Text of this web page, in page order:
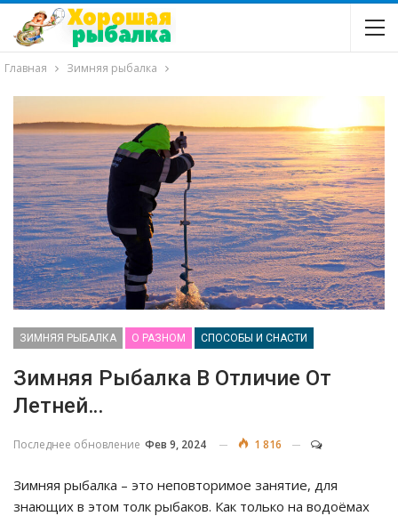
Главная Зимняя рыбалка
ЗИМНЯЯ РЫБАЛКА О РАЗНОМ СПОСОБЫ И СНАСТИ
Зимняя Рыбалка В Отличие От
Летней…
Последнее обновление Фев 9, 2024 1 816
Зимняя рыбалка – это неповторимое занятие, для
знающих в этом толк рыбаков. Как только на водоёмах